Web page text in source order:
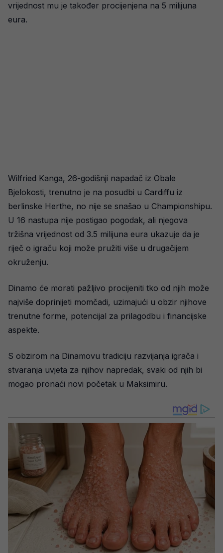
vrijednost mu je također procijenjena na 5 milijuna
eura.
Wilfried Kanga, 26-godišnji napadač iz Obale
Bjelokosti, trenutno je na posudbi u Cardiffu iz
berlinske Herthe, no nije se snašao u Championshipu.
U 16 nastupa nije postigao pogodak, ali njegova
tržišna vrijednost od 3.5 milijuna eura ukazuje da je
riječ o igraču koji može pružiti više u drugačijem
okruženju.
Dinamo će morati pažljivo procijeniti tko od njih može
najviše doprinijeti momčadi, uzimajući u obzir njihove
trenutne forme, potencijal za prilagodbu i financijske
aspekte.
S obzirom na Dinamovu tradiciju razvijanja igrača i
stvaranja uvjeta za njihov napredak, svaki od njih bi
mogao pronaći novi početak u Maksimiru.